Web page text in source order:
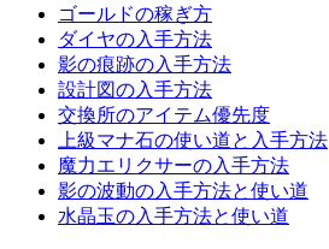
ゴールドの稼ぎ方
ダイヤの入手方法
影の痕跡の入手方法
設計図の入手方法
交換所のアイテム優先度
上級マナ石の使い道と入手方法
魔力エリクサーの入手方法
影の波動の入手方法と使い道
水晶玉の入手方法と使い道